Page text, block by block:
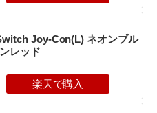
Joy-Con(L) ネオンブル
レッド
楽天で購入